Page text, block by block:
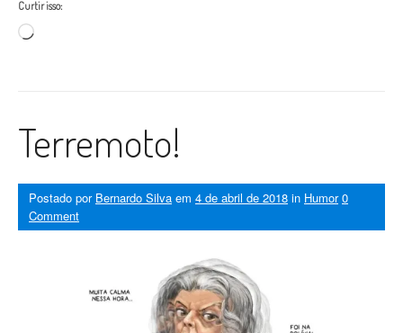
Curtir isso:
Carregando...
Terremoto!
Postado por Bernardo Silva em 4 de abril de 2018 in Humor 0
Comment